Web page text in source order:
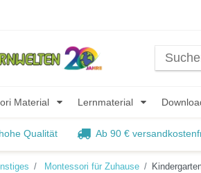
Material Lernmaterial
Qualität Ab 90 €
Montessori für Zuhause